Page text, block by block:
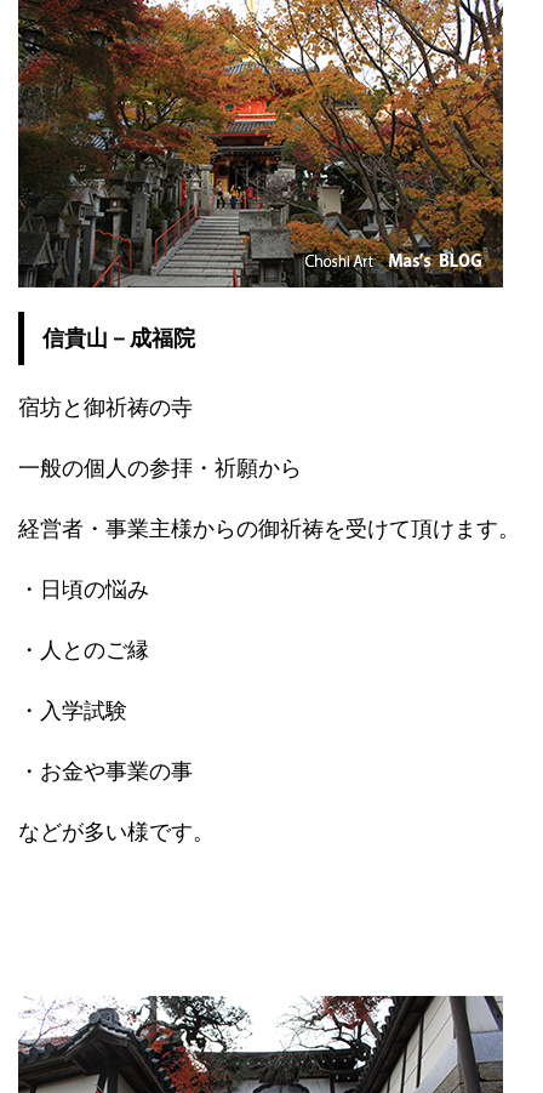
信貴山－成福院
宿坊と御祈祷の寺
一般の個人の参拝・祈願から
経営者・事業主様からの御祈祷を受けて頂けます。
・日頃の悩み
・人とのご縁
・入学試験
・お金や事業の事
などが多い様です。